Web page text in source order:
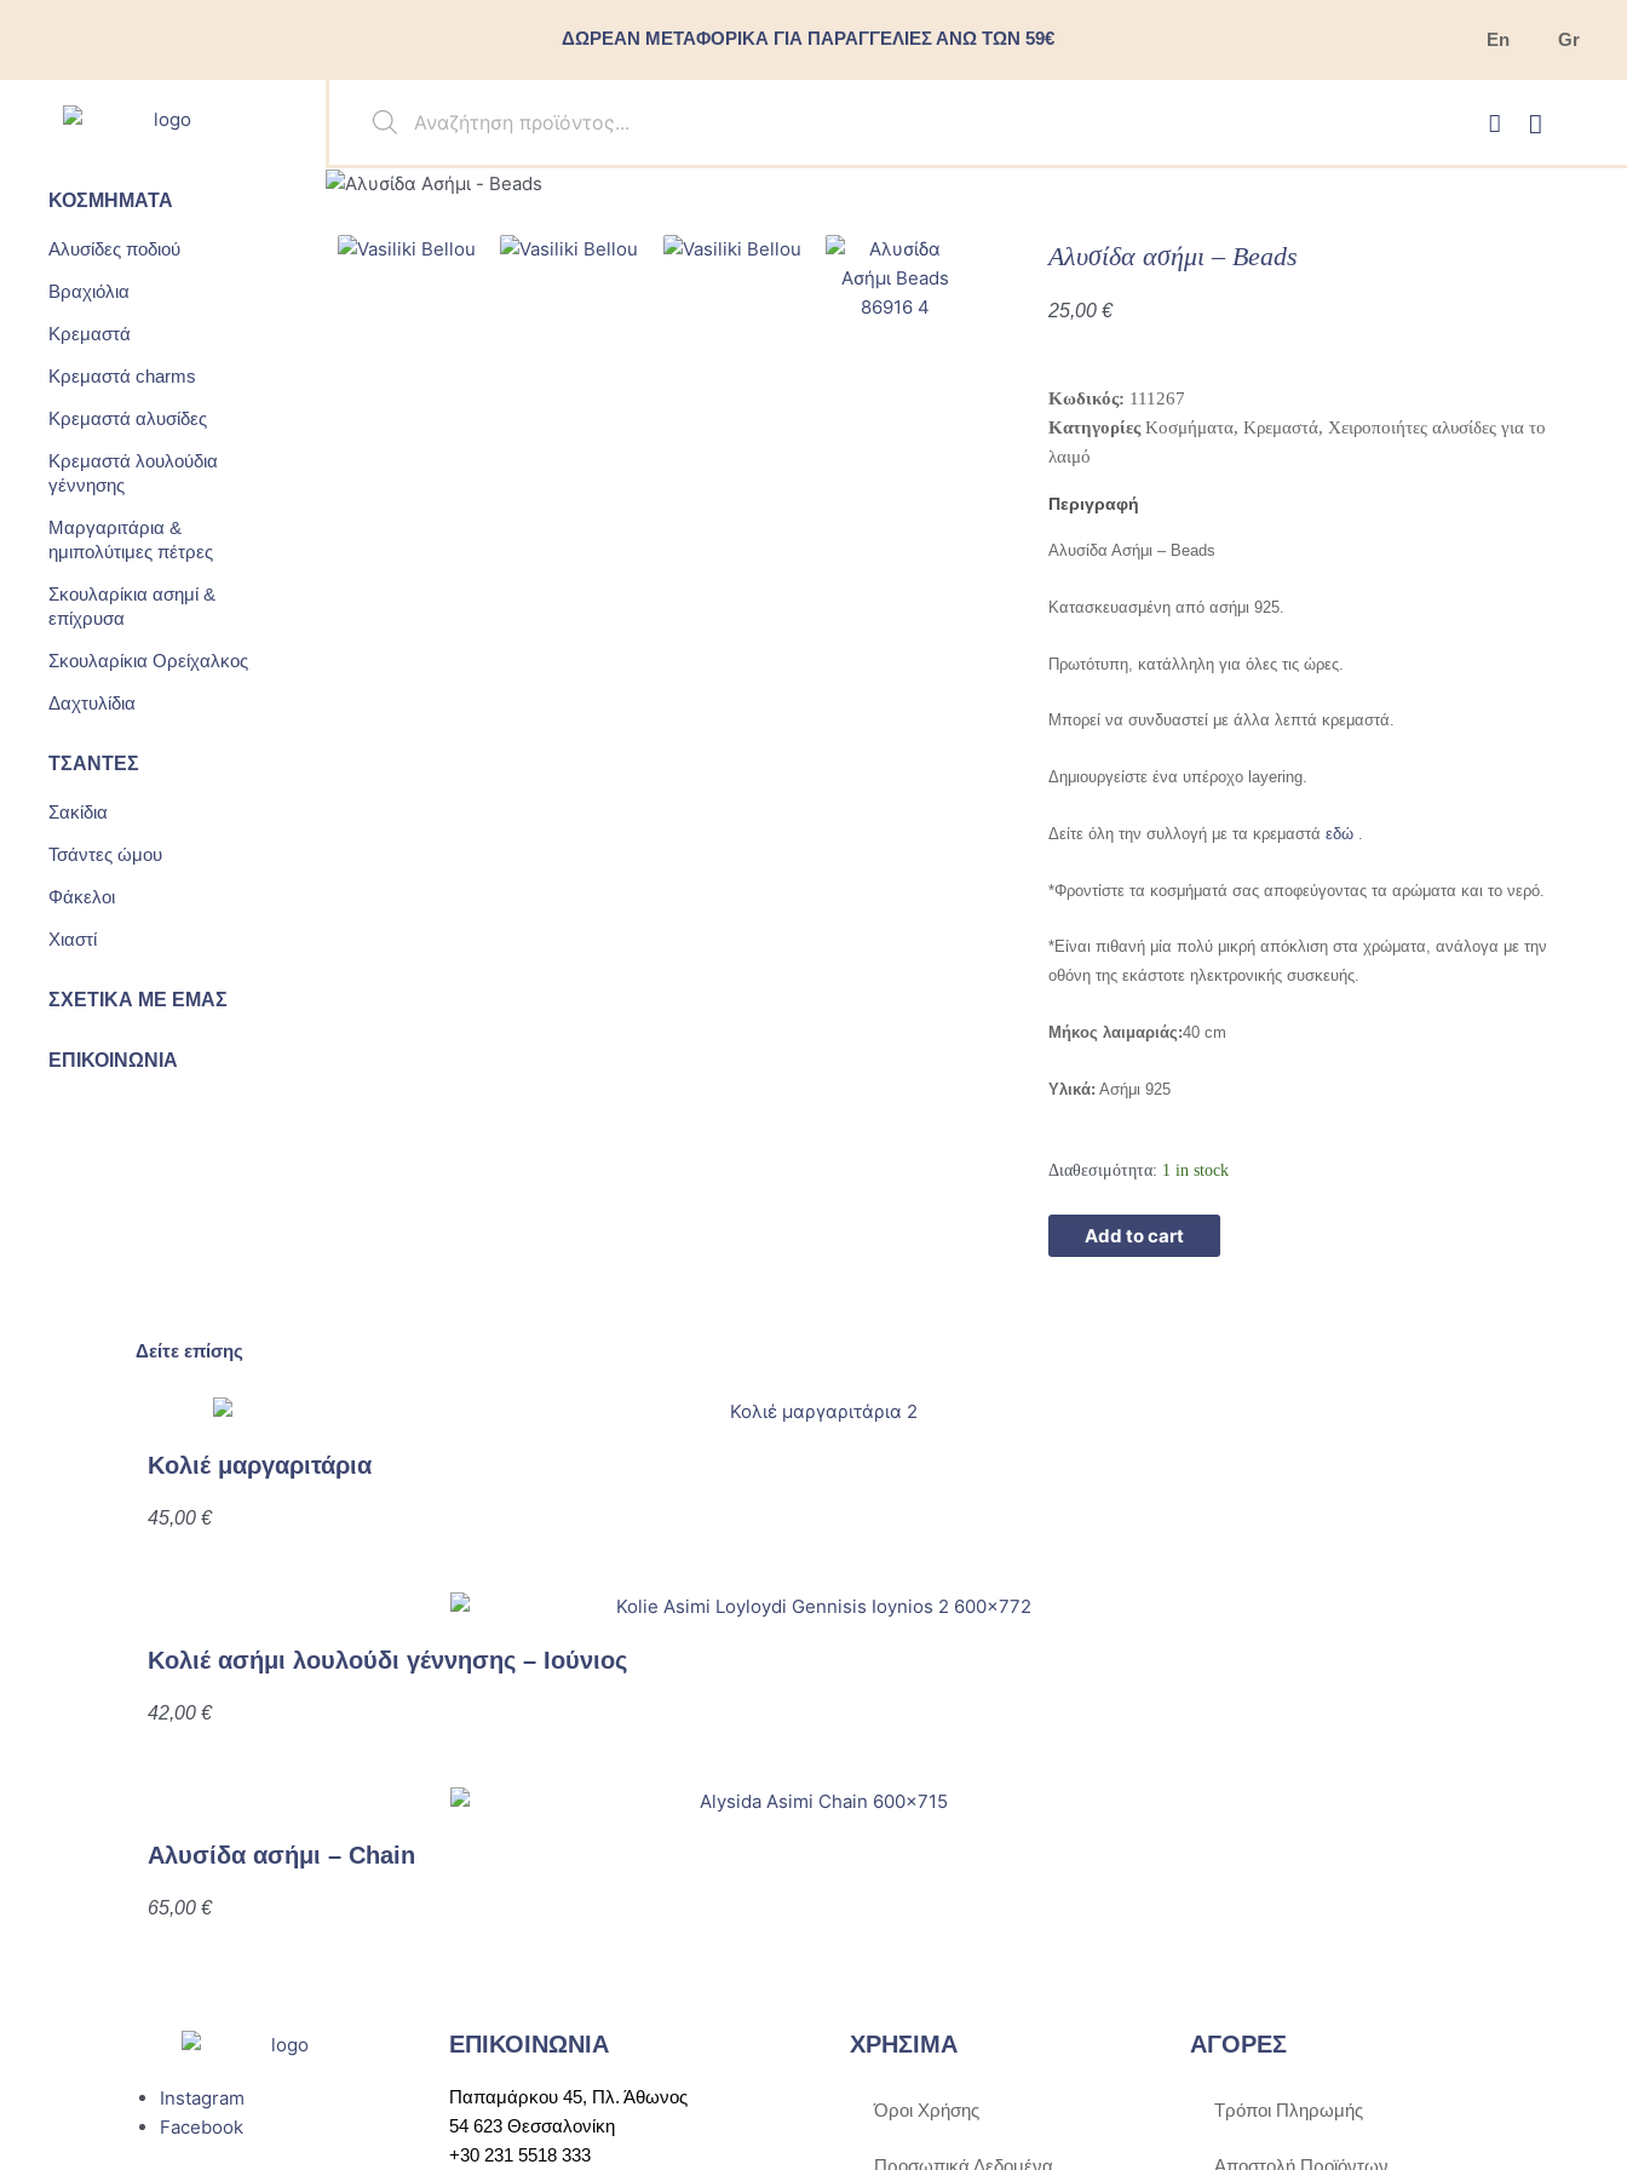
ΔΩΡΕΑΝ ΜΕΤΑΦΟΡΙΚΑ ΓΙΑ ΠΑΡΑΓΓΕΛΙΕΣ ΑΝΩ ΤΩΝ 59€ En Gr
Products
search
ΚΟΣΜΉΜΑΤΑ
Αλυσίδες ποδιού
Βραχιόλια
Κρεμαστά
Κρεμαστά charms
Κρεμαστά αλυσίδες
Κρεμαστά λουλούδια
γέννησης
Μαργαριτάρια &
ημιπολύτιμες πέτρες
Σκουλαρίκια ασημί &
επίχρυσα
Σκουλαρίκια Ορείχαλκος
Δαχτυλίδια
ΤΣΆΝΤΕΣ
Σακίδια
Τσάντες ώμου
Φάκελοι
Χιαστί
ΣΧΕΤΙΚΆ ΜΕ ΕΜΆΣ
ΕΠΙΚΟΙΝΩΝΊΑ
Αλυσίδα ασήμι – Beads
25,00€
Κωδικός: 111267
Κατηγορίες Κοσμήματα,Κρεμαστά, Χειροποιήτες αλυσίδες για το
λαιμό
Περιγραφή
Αλυσίδα Ασήμι – Beads
Κατασκευασμένη από ασήμι 925.
Πρωτότυπη, κατάλληλη για όλες τις ώρες.
Μπορεί να συνδυαστεί με άλλα λεπτά κρεμαστά.
Δημιουργείστε ένα υπέροχο layering.
Δείτε όλη την συλλογή με τα κρεμαστάεδώ
*Φροντίστε τα κοσμήματά σας αποφεύγοντας τα αρώματα και το νερό.
*Είναι πιθανή μία πολύ μικρή απόκλιση στα χρώματα, ανάλογα με την
οθόνη της εκάστοτε ηλεκτρονικής συσκευής.
Μήκος λαιμαριάς:40 cm
Υλικά: Ασήμι 925
Διαθεσιμότητα: 1 in stock
Add to cart
Δείτε επίσης
Κολιέ μαργαριτάρια
45,00 €
Κολιέ ασήμι λουλούδι γέννησης – Ιούνιος
42,00 €
Αλυσίδα ασήμι – Chain
65,00 €
Instagram
Facebook
ΕΠΙΚΟΙΝΩΝΙΑ
Παπαμάρκου 45, Πλ. Άθωνος
54 623 Θεσσαλονίκη
+30 231 5518 333
ΧΡΗΣΙΜΑ
Όροι Χρήσης
Προσωπικά Δεδομένα
ΑΓΟΡΕΣ
Τρόποι Πληρωμής
Αποστολή Προϊόντων